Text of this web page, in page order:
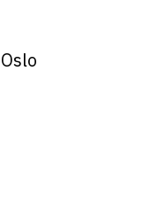
Oslo